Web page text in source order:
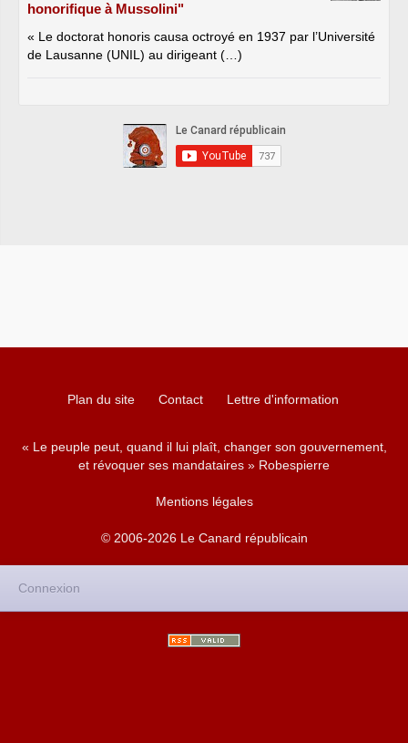
honorifique à Mussolini"
« Le doctorat honoris causa octroyé en 1937 par l’Université
de Lausanne (UNIL) au dirigeant (…)
Plan du site Contact Lettre d'information
« Le peuple peut, quand il lui plaît, changer son gouvernement,
et révoquer ses mandataires » Robespierre
Mentions légales
© 2006-2026 Le Canard républicain
Connexion